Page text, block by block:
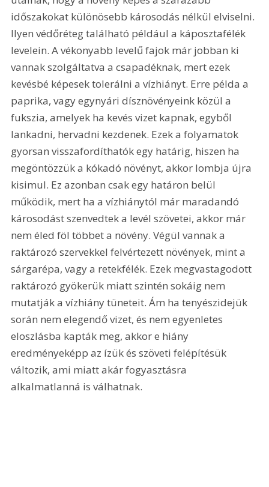
időszakokat különösebb károsodás nélkül elviselni.
Ilyen védőréteg található például a káposztafélék
levelein. A vékonyabb levelű fajok már jobban ki
vannak szolgáltatva a csapadéknak, mert ezek
kevésbé képesek tolerálni a vízhiányt. Erre példa a
paprika, vagy egynyári dísznövényeink közül a
fukszia, amelyek ha kevés vizet kapnak, egyből
lankadni, hervadni kezdenek. Ezek a folyamatok
gyorsan visszafordíthatók egy határig, hiszen ha
megöntözzük a kókadó növényt, akkor lombja újra
kisimul. Ez azonban csak egy határon belül
működik, mert ha a vízhiánytól már maradandó
károsodást szenvedtek a levél szövetei, akkor már
nem éled föl többet a növény. Végül vannak a
raktározó szervekkel felvértezett növények, mint a
sárgarépa, vagy a retekfélék. Ezek megvastagodott
raktározó gyökerük miatt szintén sokáig nem
mutatják a vízhiány tüneteit. Ám ha tenyészidejük
során nem elegendő vizet, és nem egyenletes
eloszlásba kapták meg, akkor e hiány
eredményeképp az ízük és szöveti felépítésük
változik, ami miatt akár fogyasztásra
alkalmatlanná is válhatnak.